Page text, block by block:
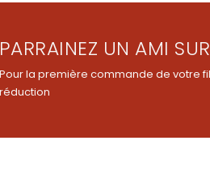
PARRAINEZ UN AMI
Pour la première commande de votre
réduction